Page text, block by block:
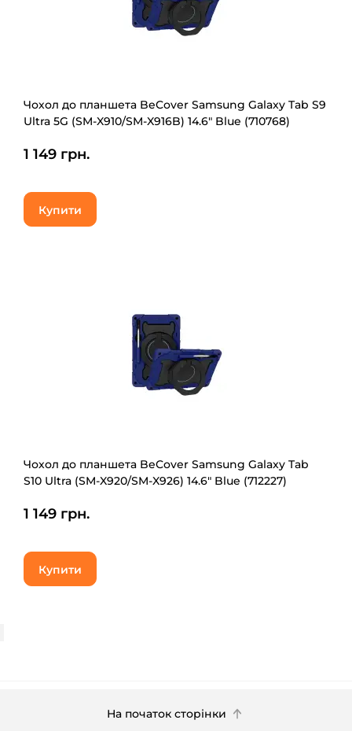
Чохол до планшета BeCover Samsung Galaxy Tab S9
Ultra 5G (SM-X910/SM-X916B) 14.6" Blue (710768)
1 149 грн.
Купити
Чохол до планшета BeCover Samsung Galaxy Tab
S10 Ultra (SM-X920/SM-X926) 14.6" Blue (712227)
1 149 грн.
Купити
На початок сторінки